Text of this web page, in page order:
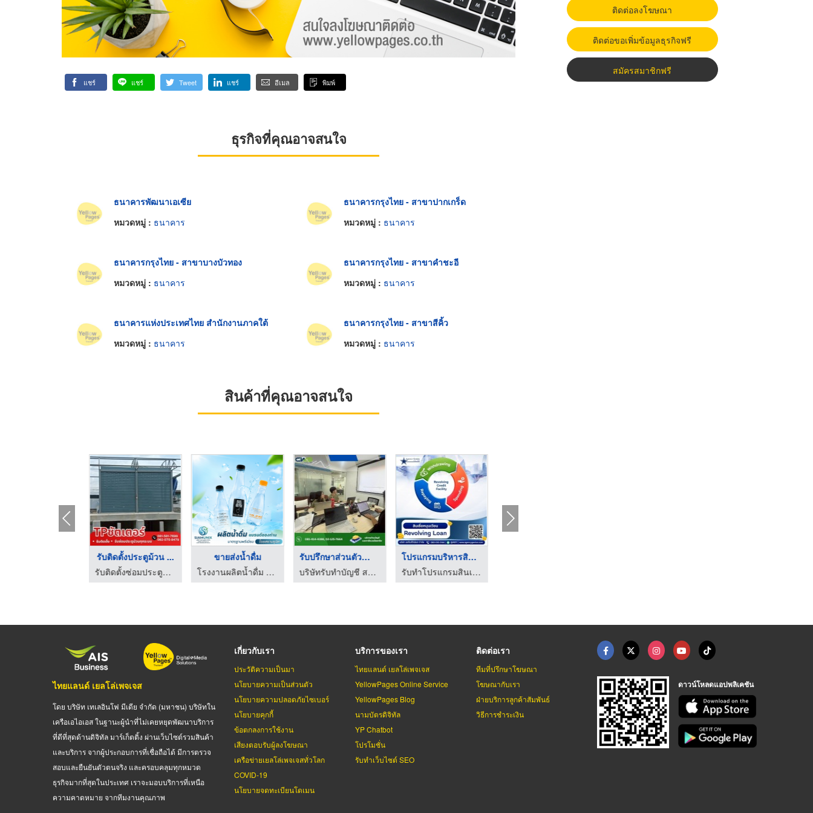
แชร์ แชร์ Tweet แชร์ อีเมล พิมพ์
ธุรกิจที่คุณอาจสนใจ
ธนาคารพัฒนาเอเซีย
หมวดหมู่ : ธนาคาร
ธนาคารกรุงไทย - สาขาปากเกร็ด
หมวดหมู่ : ธนาคาร
ธนาคารกรุงไทย - สาขาบางบัวทอง
หมวดหมู่ : ธนาคาร
ธนาคารกรุงไทย - สาขาคำชะอี
หมวดหมู่ : ธนาคาร
ธนาคารแห่งประเทศไทย สำนักงานภาคใต้
หมวดหมู่ : ธนาคาร
ธนาคารกรุงไทย - สาขาสีคิ้ว
หมวดหมู่ : ธนาคาร
สินค้าที่คุณอาจสนใจ
รับทำบัญชีโปรแกรม Pe ...
สำนักงานบัญชี กรุงเทพ - วี อาร์ สหบัญชีกรุ๊ป
ตู้เลื่อนเอกสาร และร ...
ผลิตและออกแบบชั้นวางสินค้าอุตสาหกรรม - ริชาร์ด
รับติดตั้งประตูม้วน ...
รับติดตั้งซ่อมประตูม้วนทุกระบบ - ทีพี ชัตเตอร์
ขายส่งน้ำดื่ม
โรงงานผลิตน้ำดื่ม OEM - สยามยูนิค
ติดต่อลงโฆษณา
ติดต่อขอเพิ่มข้อมูลธุรกิจฟรี
สมัครสมาชิกฟรี
ไทยแลนด์ เยลโล่เพจเจส
โดย บริษัท เทเลอินโฟ มีเดีย จำกัด (มหาชน) บริษัทใน
เครือเอไอเอส ในฐานะผู้นำที่ไม่เคยหยุดพัฒนาบริการ
ที่ดีที่สุดด้านดิจิทัล มาร์เก็ตติ้ง ผ่านเว็บไซต์รวมสินค้า
และบริการ จากผู้ประกอบการที่เชื่อถือได้ มีการตรวจ
สอบและยืนยันตัวตนจริง และครอบคลุมทุกหมวด
ธุรกิจมากที่สุดในประเทศ เราจะมอบบริการที่เหนือ
ความคาดหมาย จากทีมงานคุณภาพ
เกี่ยวกับเรา
ประวัติความเป็นมา
นโยบายความเป็นส่วนตัว
นโยบายความปลอดภัยไซเบอร์
นโยบายคุกกี้
ข้อตกลงการใช้งาน
เสียงตอบรับผู้ลงโฆษณา
เครือข่ายเยลโล่เพจเจสทั่วโลก
COVID-19
นโยบายจดทะเบียนโดเมน
บริการของเรา
ไทยแลนด์ เยลโล่เพจเจส
YellowPages Online Service
YellowPages Blog
นามบัตรดิจิทัล
YP Chatbot
โปรโมชั่น
รับทำเว็บไซต์ SEO
ติดต่อเรา
ทีมที่ปรึกษาโฆษณา
โฆษณากับเรา
ฝ่ายบริการลูกค้าสัมพันธ์
วิธีการชำระเงิน
ดาวน์โหลดแอปพลิเคชัน